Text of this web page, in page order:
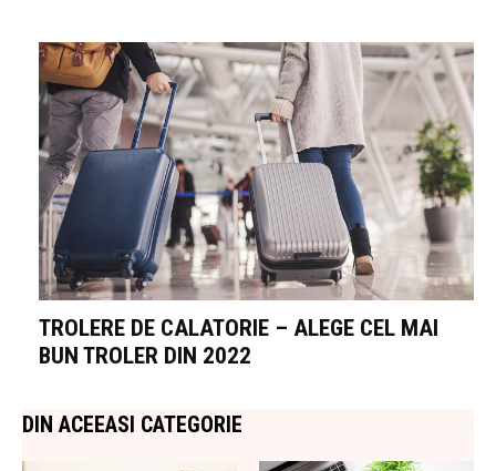
TROLERE DE CALATORIE – ALEGE CEL MAI
BUN TROLER DIN 2022
DIN ACEEASI CATEGORIE